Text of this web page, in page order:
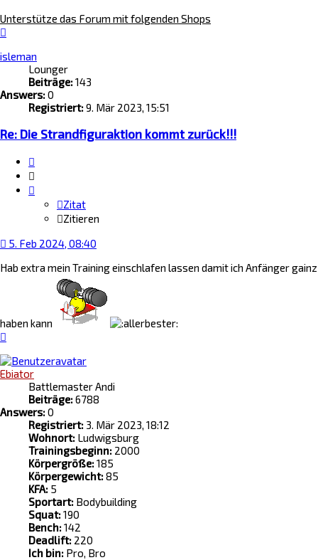
Unterstütze das Forum mit folgenden Shops
isleman
Lounger
Beiträge:143
Answers:0
Registriert:9. Mär 2023, 15:51
Re: Die Strandfiguraktion kommt zurück!!!
Zitat
Zitieren
5. Feb 2024, 08:40
Hab extra mein Training einschlafen lassen damit ich Anfänger gainz
haben kann
Ebiator
Battlemaster Andi
Beiträge:6788
Answers:0
Registriert: 3. Mär 2023, 18:12
Wohnort: Ludwigsburg
Trainingsbeginn: 2000
Körpergröße:185
Körpergewicht:85
KFA: 5
Sportart: Bodybuilding
Squat:190
Bench:142
Deadlift: 220
Ich bin: Pro, Bro